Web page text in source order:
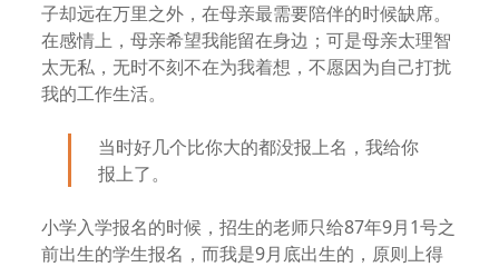
子却远在万里之外，在母亲最需要陪伴的时候缺席。
在感情上，母亲希望我能留在身边；可是母亲太理智
太无私，无时不刻不在为我着想，不愿因为自己打扰
我的工作生活。
当时好几个比你大的都没报上名，我给你
报上了。
小学入学报名的时候，招生的老师只给87年9月1号之
前出生的学生报名，而我是9月底出生的，原则上得